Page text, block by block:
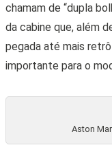
chamam de “dupla
da cabine que, além
pegada até mais
importante para o
Aston